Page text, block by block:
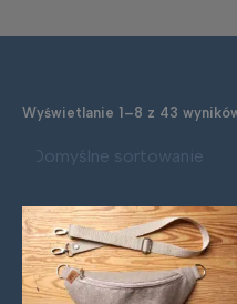
Wyświetlanie 1–8 z 43